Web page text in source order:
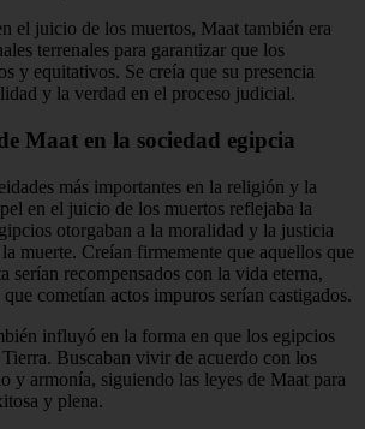
el juicio de los muertos, Maat también era
terrenales para garantizar que los
y equitativos. Se creía que su presencia
y la verdad en el proceso judicial.
Maat en la sociedad egipcia
más importantes en la religión y la
en el juicio de los muertos reflejaba la
otorgaban a la moralidad y la justicia
muerte. Creían firmemente que aquellos que
serían recompensados con la vida eterna,
cometían actos impuros serían castigados.
influyó en la forma en que los egipcios
Buscaban vivir de acuerdo con los
y armonía, siguiendo las leyes de Maat para
y plena.